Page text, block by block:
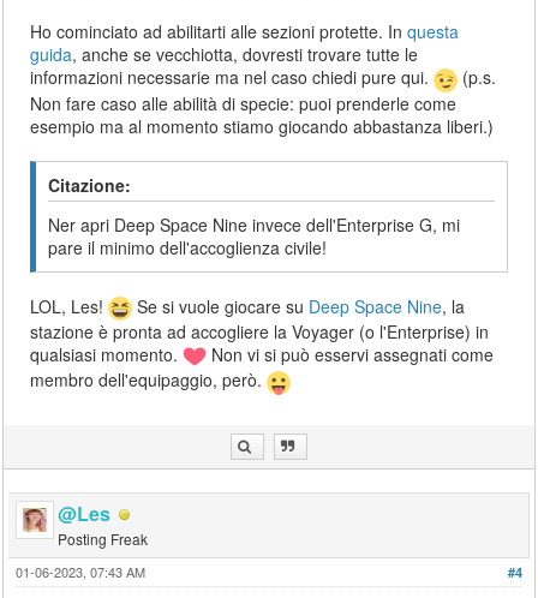
Ho cominciato ad abilitarti alle sezioni protette. Inquesta
guida, anche se vecchiotta, dovresti trovare tutte le
informazioni necessarie ma nel caso chiedi pure qui.
(p.s.
Non fare caso alle abilità di specie: puoi prenderle come
esempio ma al momento stiamo giocando abbastanza liberi.)
Citazione:
Ner apri Deep Space Nine invece dell'Enterprise G, mi
pare il minimo dell'accoglienza civile!
LOL, Les! Se si vuole giocare su Deep Space Nine, la
stazione è pronta ad accogliere la Voyager (o l'Enterprise) in
qualsiasi momento.
Non vi si può esservi assegnati come
membro dell'equipaggio, però.
@Les
Posting Freak
#4
01-06-2023, 07:43 AM